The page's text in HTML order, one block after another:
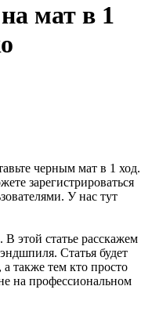
мат в 1
черным мат в 1 ход.
зарегистрироваться
У нас тут
этой статье расскажем
Статья будет
также тем кто просто
на профессиональном